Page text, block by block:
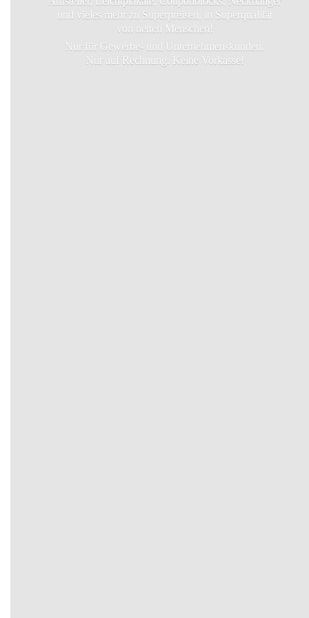
und vieles mehr zu Superpreisen, in Superqualität
von netten Menschen!
Nur für Gewerbe- und Unternehmenskunden.
Nur auf Rechnung. Keine Vorkasse!